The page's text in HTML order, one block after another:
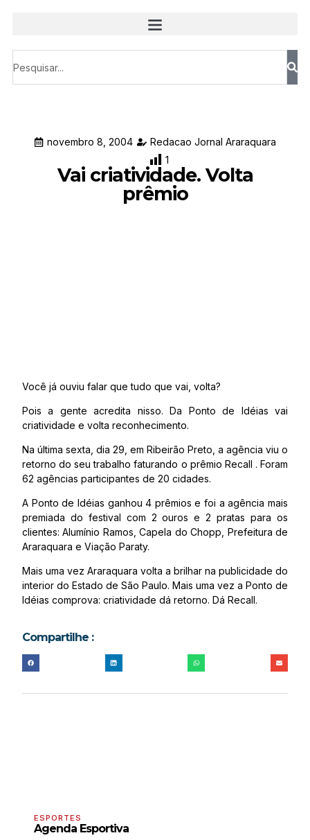
novembro 8, 2004
Redacao Jornal Araraquara
1
Vai criatividade. Volta
prêmio
Você já ouviu falar que tudo que vai, volta?
Pois a gente acredita nisso. Da Ponto de Idéias vai
criatividade e volta reconhecimento.
Na última sexta, dia 29, em Ribeirão Preto, a agência viu o
retorno do seu trabalho faturando o prêmio Recall . Foram
62 agências participantes de 20 cidades.
A Ponto de Idéias ganhou 4 prêmios e foi a agência mais
premiada do festival com 2 ouros e 2 pratas para os
clientes: Alumínio Ramos, Capela do Chopp, Prefeitura de
Araraquara e Viação Paraty.
Mais uma vez Araraquara volta a brilhar na publicidade do
interior do Estado de São Paulo. Mais uma vez a Ponto de
Idéias comprova: criatividade dá retorno. Dá Recall.
Compartilhe :
ESPORTES
Agenda Esportiva